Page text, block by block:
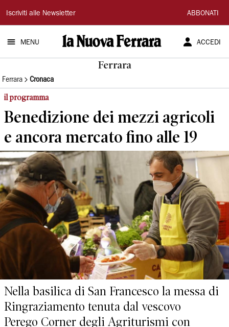
La
Nuova
Ferrara
Iscriviti alle Newsletter ABBONATI
MENU ACCEDI
Ferrara
Ferrara Cronaca
il programma
Benedizione dei mezzi agricoli
e ancora mercato fino alle 19
Nella basilica di San Francesco la messa di
Ringraziamento tenuta dal vescovo
Perego Corner degli Agriturismi con